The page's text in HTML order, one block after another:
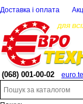
Доставка і оплата
(068) 001-00-02